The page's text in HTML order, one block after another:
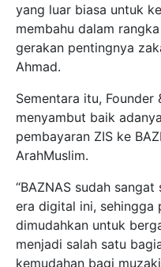
yang luar biasa untuk
membahu dalam
gerakan pentingnya
Ahmad.
Sementara itu, Founder
menyambut baik
pembayaran ZIS ke
ArahMuslim.
“BAZNAS sudah
era digital ini,
dimudahkan untuk
menjadi salah satu
kemudahan bagi